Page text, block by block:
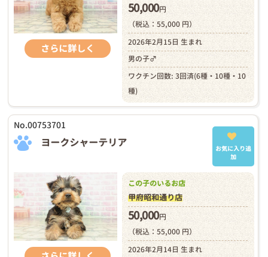
さらに詳しく
50,000円
（税込：55,000 円）
2026年2月15日 生まれ
男の子♂
ワクチン回数: 3回済(6種・10種・10
種)
No.00753701
ヨークシャーテリア
お気に入り追
加
この子のいるお店
甲府昭和通り店
50,000円
（税込：55,000 円）
2026年2月14日 生まれ